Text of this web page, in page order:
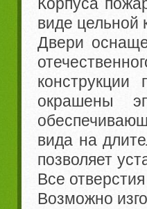
виде цельной
Двери
окрашены
вида на
позволяет
Все
Возможно